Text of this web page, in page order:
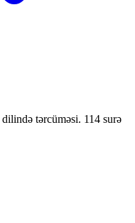
tərcüməsi. 114 surə